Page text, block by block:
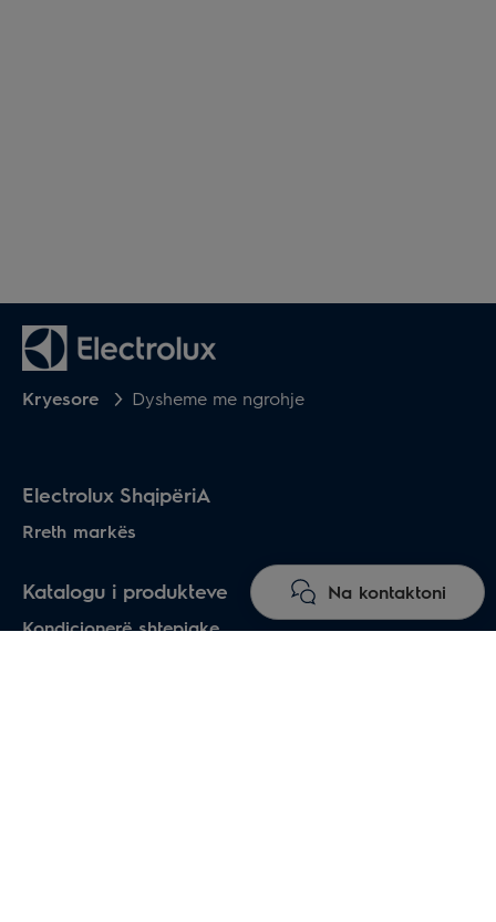
Na kontaktoni
Kryesore Dysheme me ngrohje
Electrolux ShqipëriA
Rreth markës
Katalogu i produkteve
Kondicionerë shtepiake